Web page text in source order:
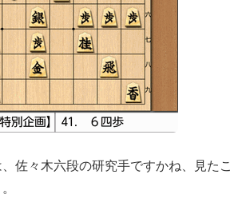
佐々木六段の研究手ですかね、見たこ